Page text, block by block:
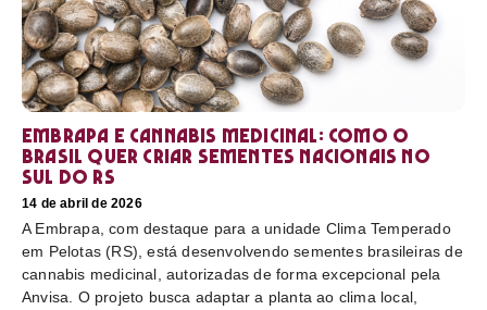
Embrapa e cannabis medicinal: como o
Brasil quer criar sementes nacionais no
sul do RS
14 de abril de 2026
A Embrapa, com destaque para a unidade Clima Temperado
em Pelotas (RS), está desenvolvendo sementes brasileiras de
cannabis medicinal, autorizadas de forma excepcional pela
Anvisa. O projeto busca adaptar a planta ao clima local,